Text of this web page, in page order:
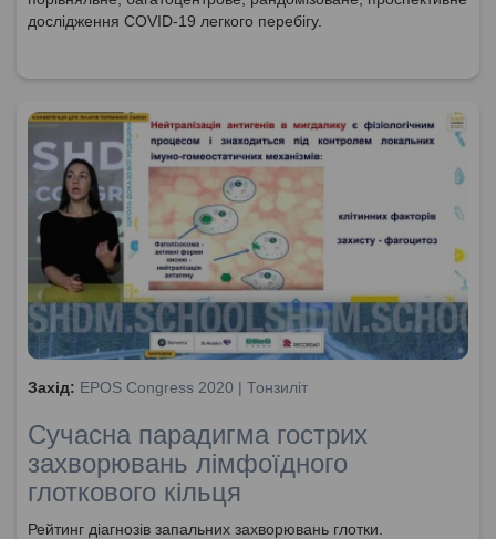
дослідження COVID-19 легкого перебігу.
Захід: EPOS Congress 2020 | Тонзиліт
Сучасна парадигма гострих
захворювань лімфоїдного
глоткового кільця
Рейтинг діагнозів запальних захворювань глотки.